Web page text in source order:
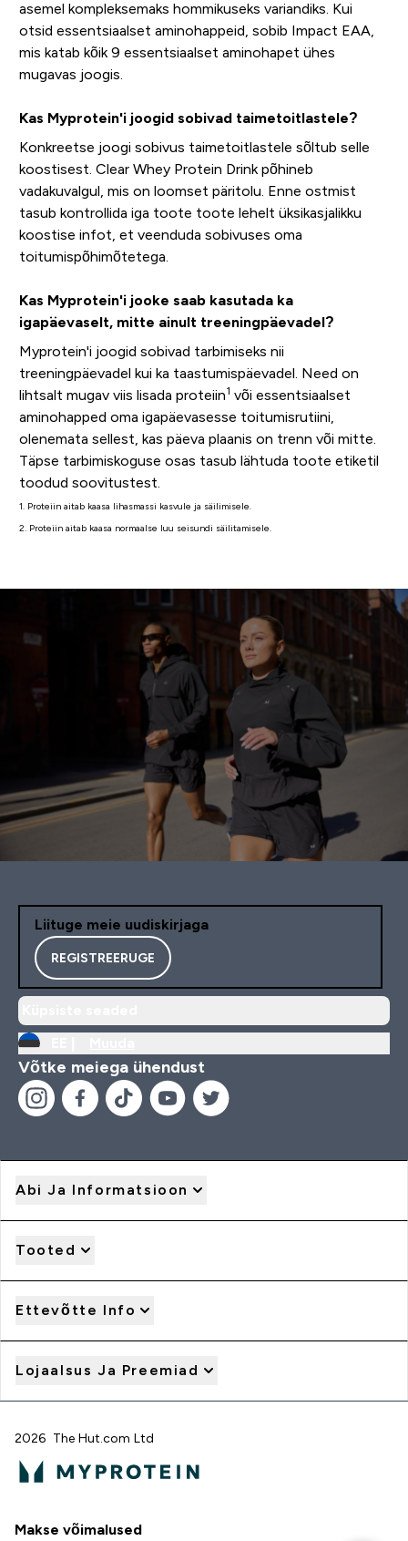
asemel kompleksemaks hommikuseks variandiks. Kui
otsid essentsiaalset aminohappeid, sobib Impact EAA,
mis katab kõik 9 essentsiaalset aminohapet ühes
mugavas joogis.
Kas Myprotein'i joogid sobivad taimetoitlastele?
Konkreetse joogi sobivus taimetoitlastele sõltub selle
koostisest. Clear Whey Protein Drink põhineb
vadakuvalgul, mis on loomset päritolu. Enne ostmist
tasub kontrollida iga toote toote lehelt üksikasjalikku
koostise infot, et veenduda sobivuses oma
toitumispõhimõtetega.
Kas Myprotein'i jooke saab kasutada ka
igapäevaselt, mitte ainult treeningpäevadel?
Myprotein'i joogid sobivad tarbimiseks nii
treeningpäevadel kui ka taastumispäevadel. Need on
lihtsalt mugav viis lisada proteiin1 või essentsiaalset
aminohapped oma igapäevasesse toitumisrutiini,
olenemata sellest, kas päeva plaanis on trenn või mitte.
Täpse tarbimiskoguse osas tasub lähtuda toote etiketil
toodud soovitustest.
1. Proteiin aitab kaasa lihasmassi kasvule ja säilimisele.
2. Proteiin aitab kaasa normaalse luu seisundi säilitamisele.
Liituge meie uudiskirjaga
REGISTREERUGE
Võtke meiega ühendust
Abi Ja Informatsioon
Tooted
Ettevõtte Info
Lojaalsus Ja Preemiad
2026 The Hut.com Ltd
Makse võimalused